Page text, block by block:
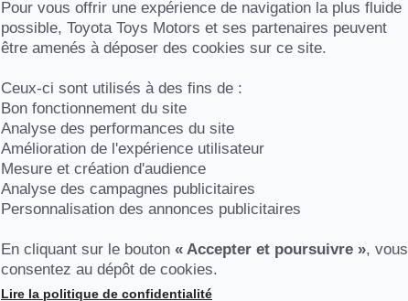
Pour vous offrir une expérience de navigation la plus fluide
possible, Toyota Toys Motors et ses partenaires peuvent
être amenés à déposer des cookies sur ce site.
Ceux-ci sont utilisés à des fins de :
Bon fonctionnement du site
Analyse des performances du site
Amélioration de l'expérience utilisateur
Mesure et création d'audience
Analyse des campagnes publicitaires
Personnalisation des annonces publicitaires
En cliquant sur le bouton « Accepter et poursuivre », vous
consentez au dépôt de cookies.
Plateforme de Gestion du Consentement : Personnalisez vos Options
Lire la politique de confidentialité